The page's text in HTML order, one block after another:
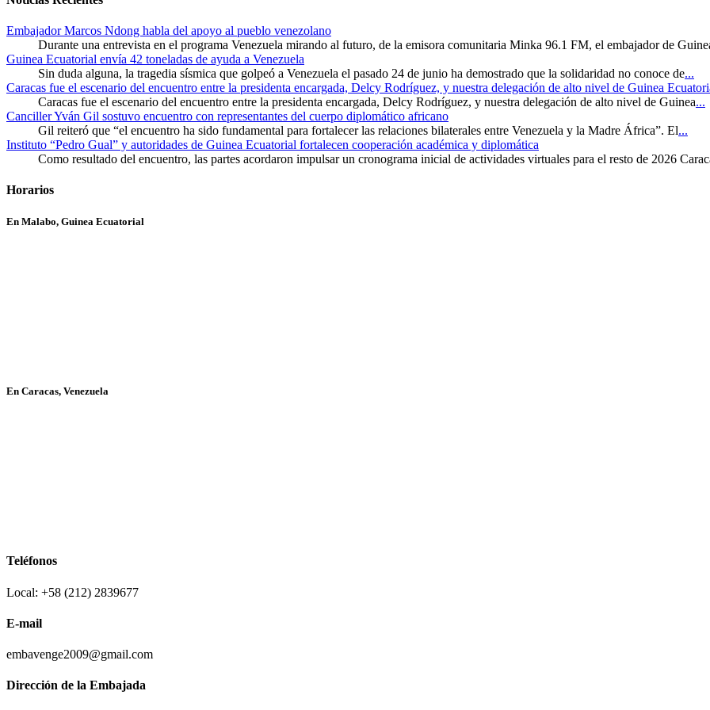
Embajador Marcos Ndong habla del apoyo al pueblo venezolano
Durante una entrevista en el programa Venezuela mirando al futuro, de la emisora comunitaria Minka 96.1 FM, el embajador de
Guinea Ecuatorial envía 42 toneladas de ayuda a Venezuela
Sin duda alguna, la tragedia sísmica que golpeó a Venezuela el pasado 24 de junio ha demostrado que la solidaridad no conoce de...
Caracas fue el escenario del encuentro entre la presidenta encargada, Delcy Rodríguez, y nuestra delegación de alto nivel de Guinea
Caracas fue el escenario del encuentro entre la presidenta encargada, Delcy Rodríguez, y nuestra delegación de alto nivel de Guinea...
Canciller Yván Gil sostuvo encuentro con representantes del cuerpo diplomático africano
Gil reiteró que “el encuentro ha sido fundamental para fortalecer las relaciones bilaterales entre Venezuela y la Madre África”. El...
Instituto “Pedro Gual” y autoridades de Guinea Ecuatorial fortalecen cooperación académica y diplomática
Como resultado del encuentro, las partes acordaron impulsar un cronograma inicial de actividades virtuales para el resto de 2026
Horarios
En Malabo, Guinea Ecuatorial
En Caracas, Venezuela
Teléfonos
Local: +58 (212) 2839677
E-mail
embavenge2009@gmail.com
Dirección de la Embajada